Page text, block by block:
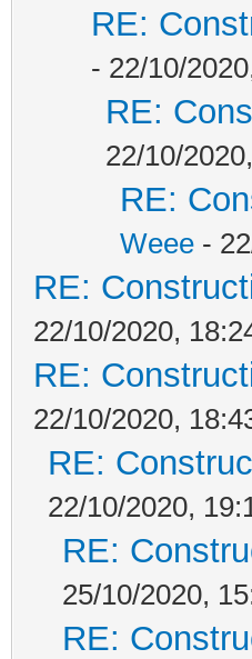
RE:
- 22/10/
RE:
22/10/
RE:
Weee -
RE:
22/10/2020,
RE:
22/10/2020,
RE:
22/10/2020,
RE:
25/10/2020,
RE: